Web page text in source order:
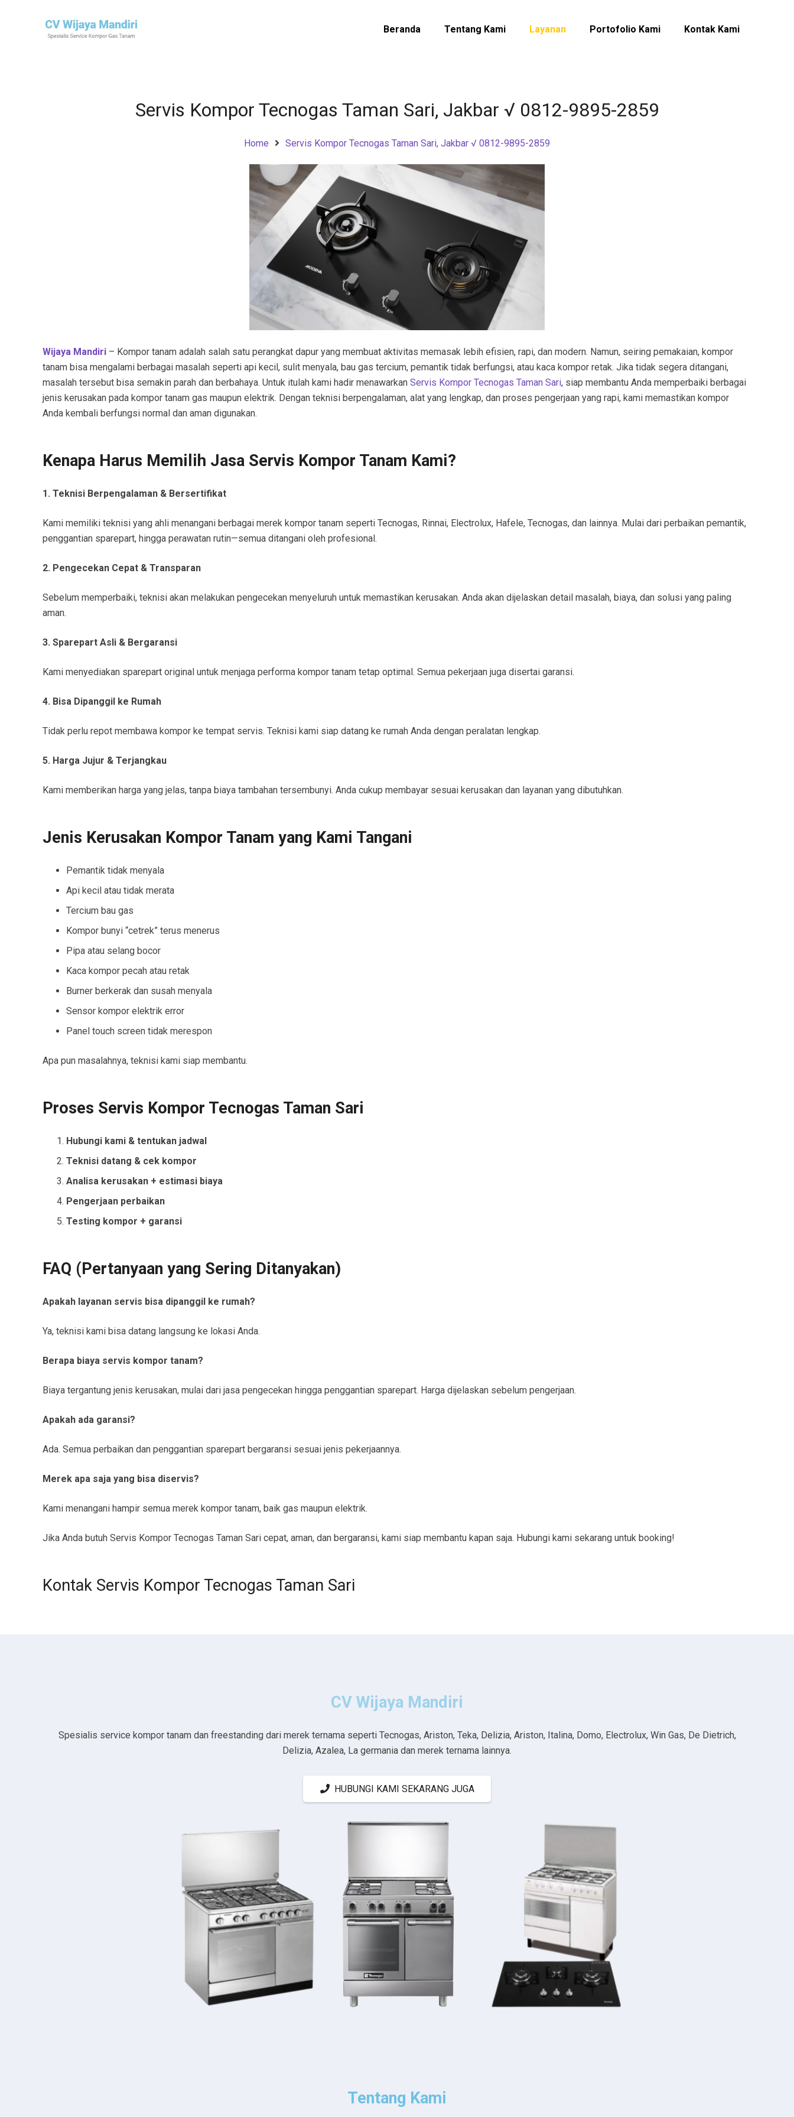
Beranda Tentang Kami Layanan Portofolio Kami Kontak Kami
Servis Kompor Tecnogas Taman Sari, Jakbar √ 0812-9895-2859
Home Servis Kompor Tecnogas Taman Sari, Jakbar √ 0812-9895-2859
Wijaya Mandiri – Kompor tanam adalah salah satu perangkat dapur yang membuat aktivitas memasak lebih efisien, rapi, dan modern. Namun, seiring pemakaian, kompor
tanam bisa mengalami berbagai masalah seperti api kecil, sulit menyala, bau gas tercium, pemantik tidak berfungsi, atau kaca kompor retak. Jika tidak segera ditangani,
masalah tersebut bisa semakin parah dan berbahaya. Untuk itulah kami hadir menawarkan Servis Kompor Tecnogas Taman Sari, siap membantu Anda memperbaiki berbagai
jenis kerusakan pada kompor tanam gas maupun elektrik. Dengan teknisi berpengalaman, alat yang lengkap, dan proses pengerjaan yang rapi, kami memastikan kompor
Anda kembali berfungsi normal dan aman digunakan.
Kenapa Harus Memilih Jasa Servis Kompor Tanam Kami?
1. Teknisi Berpengalaman & Bersertifikat
Kami memiliki teknisi yang ahli menangani berbagai merek kompor tanam seperti Tecnogas, Rinnai, Electrolux, Hafele, Tecnogas, dan lainnya. Mulai dari perbaikan pemantik,
penggantian sparepart, hingga perawatan rutin—semua ditangani oleh profesional.
2. Pengecekan Cepat & Transparan
Sebelum memperbaiki, teknisi akan melakukan pengecekan menyeluruh untuk memastikan kerusakan. Anda akan dijelaskan detail masalah, biaya, dan solusi yang paling
aman.
3. Sparepart Asli & Bergaransi
Kami menyediakan sparepart original untuk menjaga performa kompor tanam tetap optimal. Semua pekerjaan juga disertai garansi.
4. Bisa Dipanggil ke Rumah
Tidak perlu repot membawa kompor ke tempat servis. Teknisi kami siap datang ke rumah Anda dengan peralatan lengkap.
5. Harga Jujur & Terjangkau
Kami memberikan harga yang jelas, tanpa biaya tambahan tersembunyi. Anda cukup membayar sesuai kerusakan dan layanan yang dibutuhkan.
Jenis Kerusakan Kompor Tanam yang Kami Tangani
Pemantik tidak menyala
Api kecil atau tidak merata
Tercium bau gas
Kompor bunyi “cetrek” terus menerus
Pipa atau selang bocor
Kaca kompor pecah atau retak
Burner berkerak dan susah menyala
Sensor kompor elektrik error
Panel touch screen tidak merespon
Apa pun masalahnya, teknisi kami siap membantu.
Proses Servis Kompor Tecnogas Taman Sari
Hubungi kami & tentukan jadwal
Teknisi datang & cek kompor
Analisa kerusakan + estimasi biaya
Pengerjaan perbaikan
Testing kompor + garansi
FAQ (Pertanyaan yang Sering Ditanyakan)
Apakah layanan servis bisa dipanggil ke rumah?
Ya, teknisi kami bisa datang langsung ke lokasi Anda.
Berapa biaya servis kompor tanam?
Biaya tergantung jenis kerusakan, mulai dari jasa pengecekan hingga penggantian sparepart. Harga dijelaskan sebelum pengerjaan.
Apakah ada garansi?
Ada. Semua perbaikan dan penggantian sparepart bergaransi sesuai jenis pekerjaannya.
Merek apa saja yang bisa diservis?
Kami menangani hampir semua merek kompor tanam, baik gas maupun elektrik.
Jika Anda butuh Servis Kompor Tecnogas Taman Sari cepat, aman, dan bergaransi, kami siap membantu kapan saja. Hubungi kami sekarang untuk booking!
Kontak Servis Kompor Tecnogas Taman Sari
CV Wijaya Mandiri
Spesialis service kompor tanam dan freestanding dari merek ternama seperti Tecnogas, Ariston, Teka, Delizia, Ariston, Italina, Domo, Electrolux, Win Gas, De Dietrich,
Delizia, Azalea, La germania dan merek ternama lainnya.
HUBUNGI KAMI SEKARANG JUGA
Tentang Kami